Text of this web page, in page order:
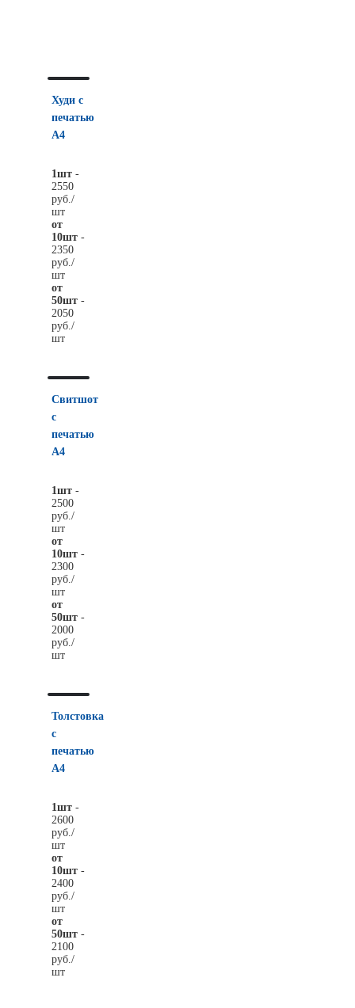
Худи с
печатью
А4
1шт -
2550
руб./
шт
от
10шт -
2350
руб./
шт
от
50шт -
2050
руб./
шт
Свитшот
с
печатью
А4
1шт -
2500
руб./
шт
от
10шт -
2300
руб./
шт
от
50шт -
2000
руб./
шт
Толстовка
с
печатью
А4
1шт -
2600
руб./
шт
от
10шт -
2400
руб./
шт
от
50шт -
2100
руб./
шт